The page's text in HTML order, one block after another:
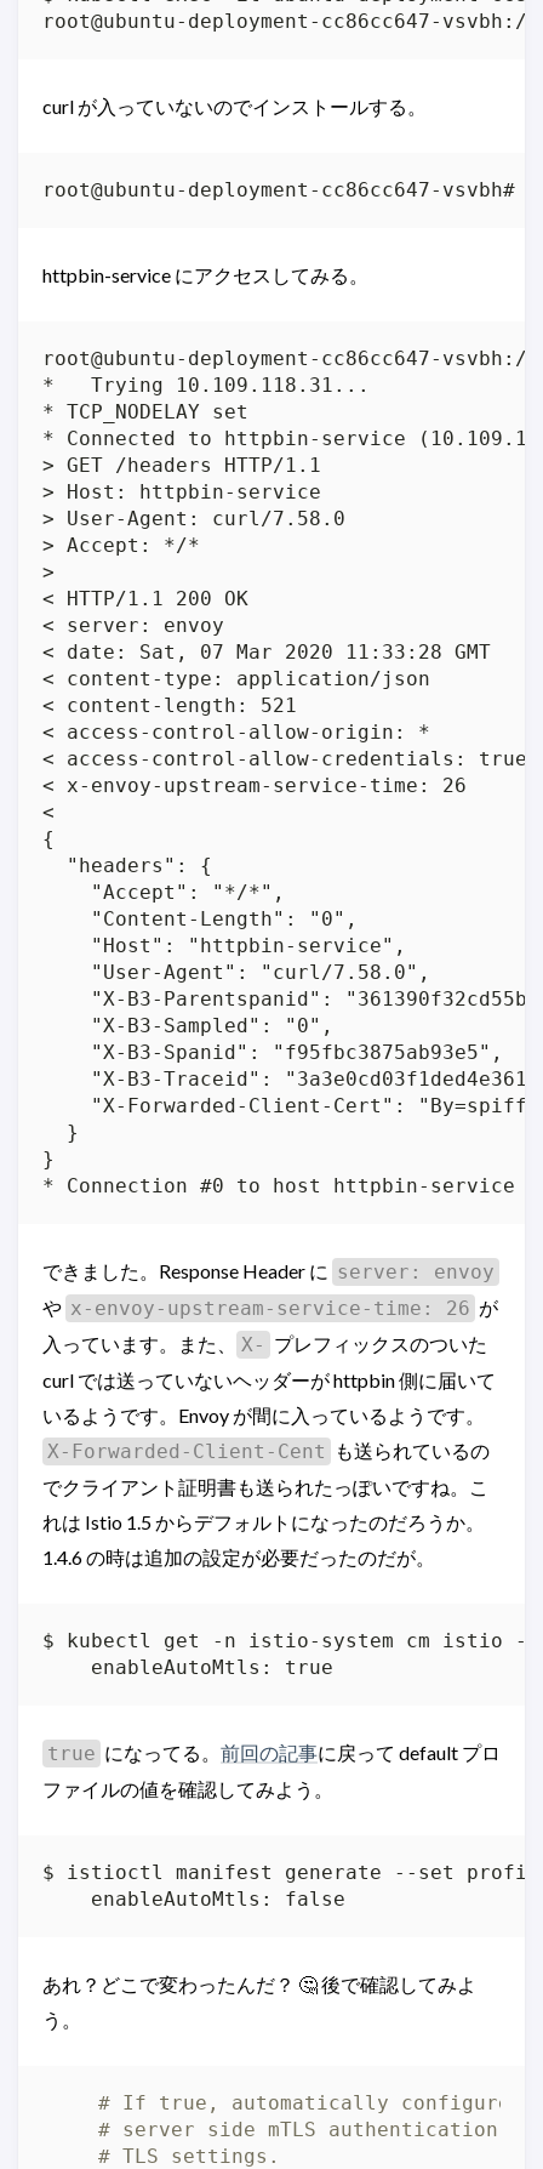
root@ubuntu-deployment-cc86cc647-vsvbh:/#
curl が入っていないのでインストールする。
root@ubuntu-deployment-cc86cc647-
httpbin-service にアクセスしてみる。
root@ubuntu-deployment-cc86cc647-
*   Trying 10.109.118.31...
* TCP_NODELAY set
* Connected to httpbin-service
> GET /headers HTTP/1.1
> Host: httpbin-service
> User-Agent: curl/7.58.0
> Accept: */*
>
< HTTP/1.1 200 OK
< server: envoy
< date: Sat, 07 Mar 2020 11:33:28 GMT
< content-type: application/json
< content-length: 521
< access-control-allow-origin: *
< access-control-allow-credentials: true
< x-envoy-upstream-service-time: 26
<
{
  "headers": {
    "Accept": "*/*",
    "Content-Length": "0",
    "Host": "httpbin-service",
    "User-Agent": "curl/7.58.0",
"X-B3-Parentspanid":
    "X-B3-Sampled": "0",
    "X-B3-Spanid": "f95fbc3875ab93e5",
"X-B3-Traceid":
"X-Forwarded-Client-Cert":
  }
}
* Connection #0 to host httpbin-
できました。Response Header に server: envoy
や x-envoy-upstream-service-time: 26 が
入っています。また、
X- プレフィックスのついた
curl では送っていないヘッダーが httpbin 側に届いて
いるようです。Envoy が間に入っているようです。
X-Forwarded-Client-Cent
も送られているの
でクライアント証明書も送られたっぽいですね。こ
れは Istio 1.5 からデフォルトになったのだろうか。
1.4.6 の時は追加の設定が必要だったのだが。
$ kubectl get -n istio-system cm
    enableAutoMtls: true
true になってる。 前回の記事に戻って default プロ
ファイルの値を確認してみよう。
$ istioctl manifest generate --set
    enableAutoMtls: false
あれ？どこで変わったんだ？ 🤔 後で確認してみよ
う。
# If true, automatically configure
# server side mTLS authentication
# TLS settings.